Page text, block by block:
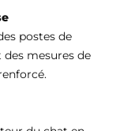
postes de
mesures de